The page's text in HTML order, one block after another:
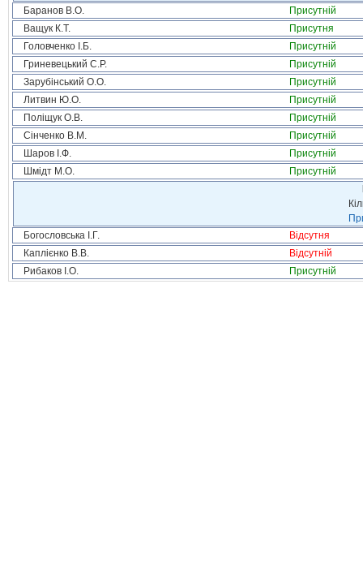
Баранов В.О.
Присутній
Ващук К.Т.
Присутня
Головченко І.Б.
Присутній
Гриневецький С.Р.
Присутній
Зарубінський О.О.
Присутній
Литвин Ю.О.
Присутній
Поліщук О.В.
Присутній
Сінченко В.М.
Присутній
Шаров І.Ф.
Присутній
Шмідт М.О.
Присутній
Богословська І.Г.
Відсутня
Каплієнко В.В.
Відсутній
Рибаков І.О.
Присутній